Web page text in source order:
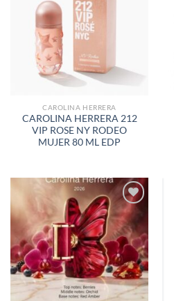
CAROLINA HERRERA
CAROLINA HERRERA 212
VIP ROSE NY RODEO
MUJER 80 ML EDP
AÑADIR
A LA
LISTA
DE
DESEOS